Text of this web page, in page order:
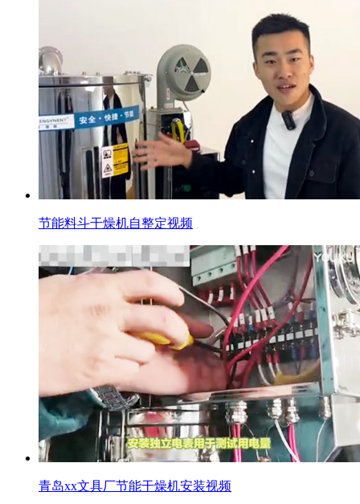
节能料斗干燥机自整定视频
青岛xx文具厂节能干燥机安装视频